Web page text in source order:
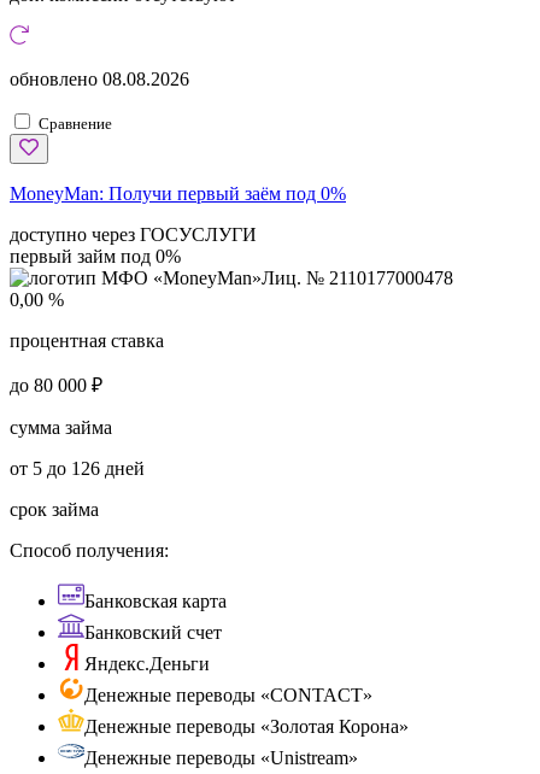
обновлено 08.08.2026
Сравнение
MoneyMan: Получи первый заём под 0%
доступно через ГОСУСЛУГИ
первый займ под 0%
Лиц. № 2110177000478
0,00 %
процентная ставка
до 80 000 ₽
сумма займа
от 5 до 126 дней
срок займа
Способ получения:
Банковская карта
Банковский счет
Яндекс.Деньги
Денежные переводы «CONTACT»
Денежные переводы «Золотая Корона»
Денежные переводы «Unistream»